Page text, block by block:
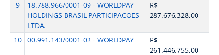
9
18.788.966/0001-09 - WORLDPAY
HOLDINGS BRASIL PARTICIPACOES
LTDA.
R$
287.676.328,00
10 00.991.143/0001-02 - WORLDPAY
R$
261.446.755,00